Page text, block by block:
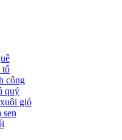
tổ
công
quý
gió
sen